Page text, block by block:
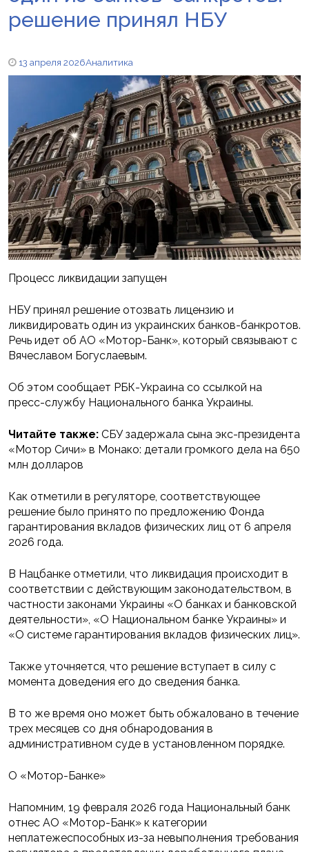
решение принял НБУ
13 апреля 2026Аналитика
Процесс ликвидации запущен
НБУ принял решение отозвать лицензию и
ликвидировать один из украинских банков-банкротов.
Речь идет об АО «Мотор-Банк», который связывают с
Вячеславом Богуслаевым.
Об этом сообщает РБК-Украина со ссылкой на
пресс-службу Национального банка Украины.
Читайте также: СБУ задержала сына экс-президента
«Мотор Сичи» в Монако: детали громкого дела на 650
млн долларов
Как отметили в регуляторе, соответствующее
решение было принято по предложению Фонда
гарантирования вкладов физических лиц от 6 апреля
2026 года.
В Нацбанке отметили, что ликвидация происходит в
соответствии с действующим законодательством, в
частности законами Украины «О банках и банковской
деятельности», «О Национальном банке Украины» и
«О системе гарантирования вкладов физических лиц».
Также уточняется, что решение вступает в силу с
момента доведения его до сведения банка.
В то же время оно может быть обжаловано в течение
трех месяцев со дня обнародования в
административном суде в установленном порядке.
О «Мотор-Банке»
Напомним, 19 февраля 2026 года Национальный банк
отнес АО «Мотор-Банк» к категории
неплатежеспособных из-за невыполнения требования